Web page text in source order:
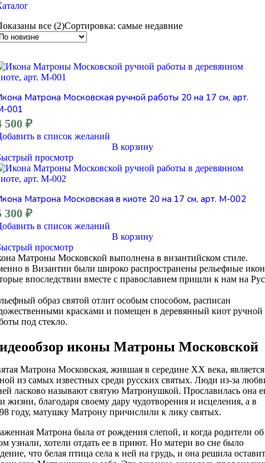
все (2)Сортировка: самые недавние
Матрона Московская ручной работы 20 на 17 см, арт.
001
500 ₽
в список желаний
В корзину
просмотр
Матрона Московская в киоте 20 на 17 см, арт. М-002
300 ₽
в список желаний
В корзину
просмотр
Матроны Московской выполнена в византийском стиле.
в Византии были широко распространены рельефные
впоследствии вместе с православием пришли к нам на
образ святой отлит особым способом, расписан
красками и помещен в деревянный киот ручной
под стекло.
иконы Матроны Московской
Матрона Московская, жившая в середине XX века, является
из самых известных среди русских святых. Люди из-за
ласково называют святую Матронушкой. Прославилась она
жизни, благодаря своему дару чудотворения и исцеления, а в
году, матушку Матрону причислили к лику святых.
Матрона была от рождения слепой, и когда родители об
узнали, хотели отдать ее в приют. Но матери во сне было
что белая птица села к ней на грудь, и она решила